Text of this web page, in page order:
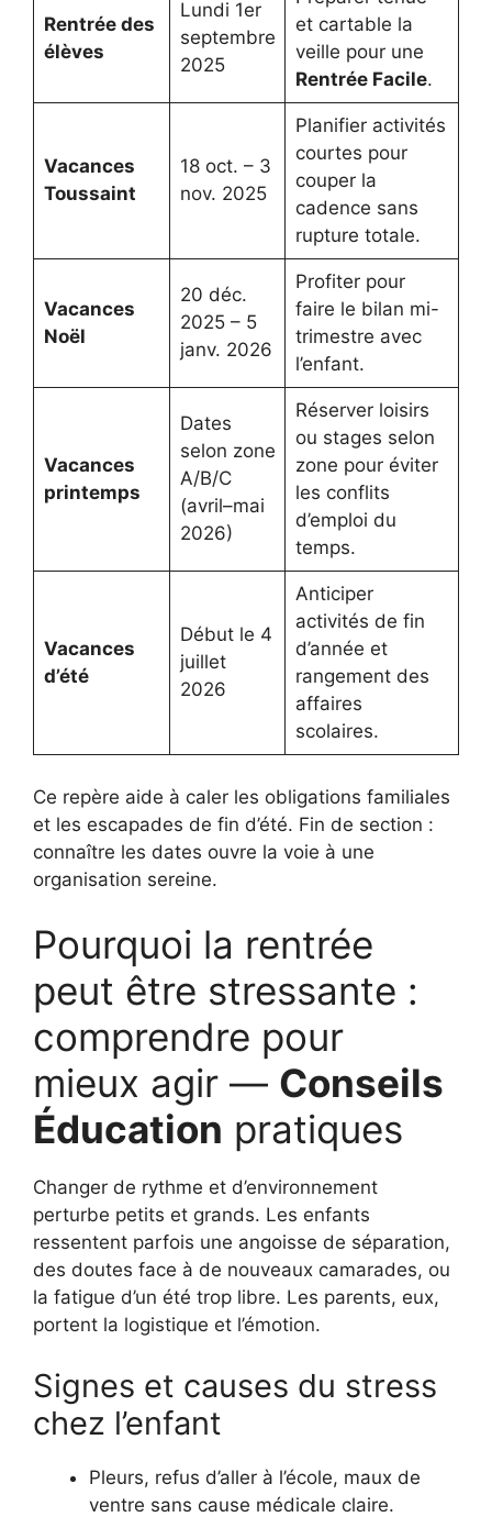
Rentrée des
élèves
Lundi 1er
septembre
2025
et cartable la
veille pour une
Rentrée Facile.
Vacances
Toussaint
18 oct. – 3
nov. 2025
Planifier activités
courtes pour
couper la
cadence sans
rupture totale.
Vacances
Noël
20 déc.
2025 – 5
janv. 2026
Profiter pour
faire le bilan mi-
trimestre avec
l’enfant.
Vacances
printemps
Dates
selon zone
A/B/C
(avril–mai
2026)
Réserver loisirs
ou stages selon
zone pour éviter
les conflits
d’emploi du
temps.
Vacances
d’été
Début le 4
juillet
2026
Anticiper
activités de fin
d’année et
rangement des
affaires
scolaires.
Ce repère aide à caler les obligations familiales
et les escapades de fin d’été. Fin de section :
connaître les dates ouvre la voie à une
organisation sereine.
Pourquoi la rentrée
peut être stressante :
comprendre pour
mieux agir — Conseils
Éducation pratiques
Changer de rythme et d’environnement
perturbe petits et grands. Les enfants
ressentent parfois une angoisse de séparation,
des doutes face à de nouveaux camarades, ou
la fatigue d’un été trop libre. Les parents, eux,
portent la logistique et l’émotion.
Signes et causes du stress
chez l’enfant
Pleurs, refus d’aller à l’école, maux de
ventre sans cause médicale claire.